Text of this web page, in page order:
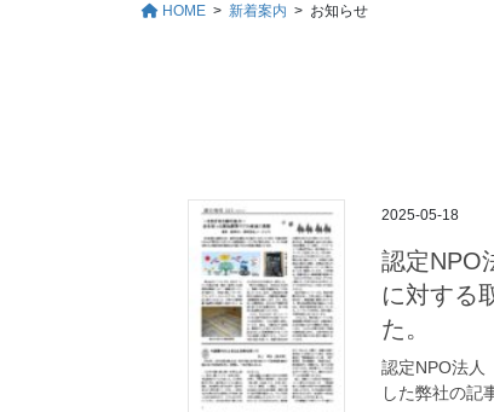
HOME 新着案内 お知らせ
2025-05-18
認定NPO
に対する
た。
認定NPO法人
した弊社の記